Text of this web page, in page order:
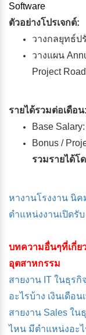
Software
ตัวอย่างโปรเจกต์:
วางกลยุทธ์ป
วางแผน
Project
รายได้รวมต่อเดือน:
Base
Bonus /
รวมรายได้โ
หางานโรงงาน นิ
ตำแหน่งงานเปิดรั
บทความอื่นๆที่เกี่ย
อุตสาหกรรม
สายงาน IT ในธุร
อะไรบ้าง เงินเดือน
สายงาน Sales ใ
ไหน มีตำแหน่งอะไ